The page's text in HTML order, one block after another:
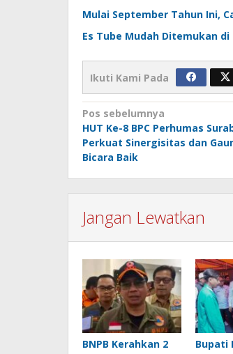
Mulai September Tahun Ini,
Es Tube Mudah Ditemukan
Ikuti Kami Pada
Navigasi
pos
Pos sebelumnya
HUT Ke-8 BPC Perhumas
Perkuat Sinergisitas dan
Bicara Baik
Jangan Lewatkan
BNPB Kerahkan 2
Bupati